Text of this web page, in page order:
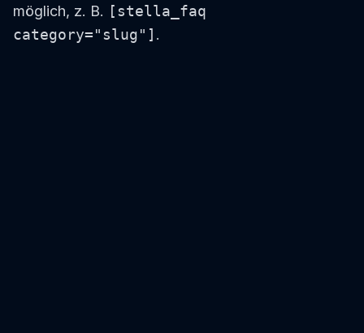
möglich, z. B. [stella_faq
category="slug"] .